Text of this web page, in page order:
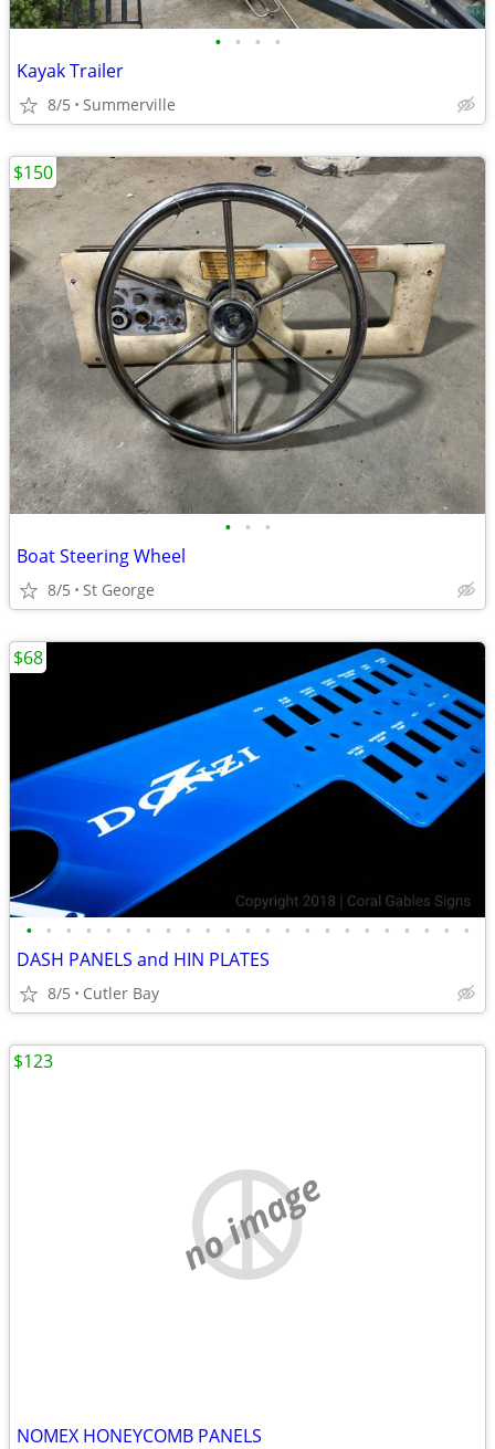
• • • •
Kayak Trailer
8/5 Summerville
• • •
Boat Steering Wheel
8/5 St George
$150
• • • • • • • • • • • • • • • • • • • • • • •
DASH PANELS and HIN PLATES
8/5 Cutler Bay
$68
no image
NOMEX HONEYCOMB PANELS
$123